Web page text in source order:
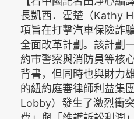
長凱西．霍楚（Kathy
項旨在打擊汽車保險詐
全面改革計劃。該計劃
約市警察與消防員等核
背書，但同時也與財力
的紐約庭審律師利益集
Lobby）發生了激烈衝